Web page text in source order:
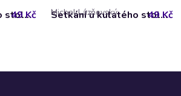
Setkání u kulatého stolku I
49 Kč Setkání u kulatého stolku III
Michal Lázňovský 49 Kč